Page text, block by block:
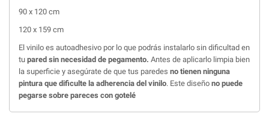
90 x 120 cm
120 x 159 cm
El vinilo es autoadhesivo por lo que podrás instalarlo sin dificultad en
tu pared sin necesidad de pegamento. Antes de aplicarlo limpia bien
la superficie y asegúrate de que tus paredes no tienen ninguna
pintura que dificulte la adherencia del vinilo. Este diseño no puede
pegarse sobre pareces con gotelé